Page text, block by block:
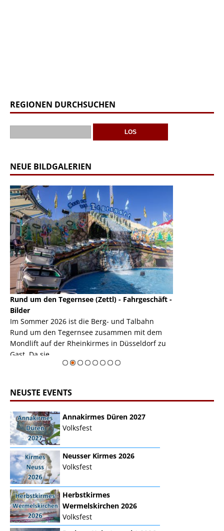
REGIONEN DURCHSUCHEN
NEUE BILDGALERIEN
Rund um den Tegernsee (Zettl) - Fahrgeschäft -
Bilder
Im Sommer 2026 ist die Berg- und Talbahn
Rund um den Tegernsee zusammen mit dem
Mondlift auf der Rheinkirmes in Düsseldorf zu
Gast. Da sie ...
NEUSTE EVENTS
Annakirmes Düren 2027
Volksfest
Neusser Kirmes 2026
Volksfest
Herbstkirmes
Wermelskirchen 2026
Volksfest